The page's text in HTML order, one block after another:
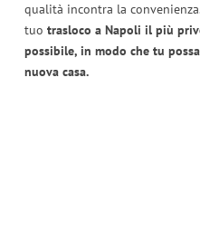
qualità incontra la
tuo trasloco a Napoli il più
possibile, in modo che tu
nuova casa.